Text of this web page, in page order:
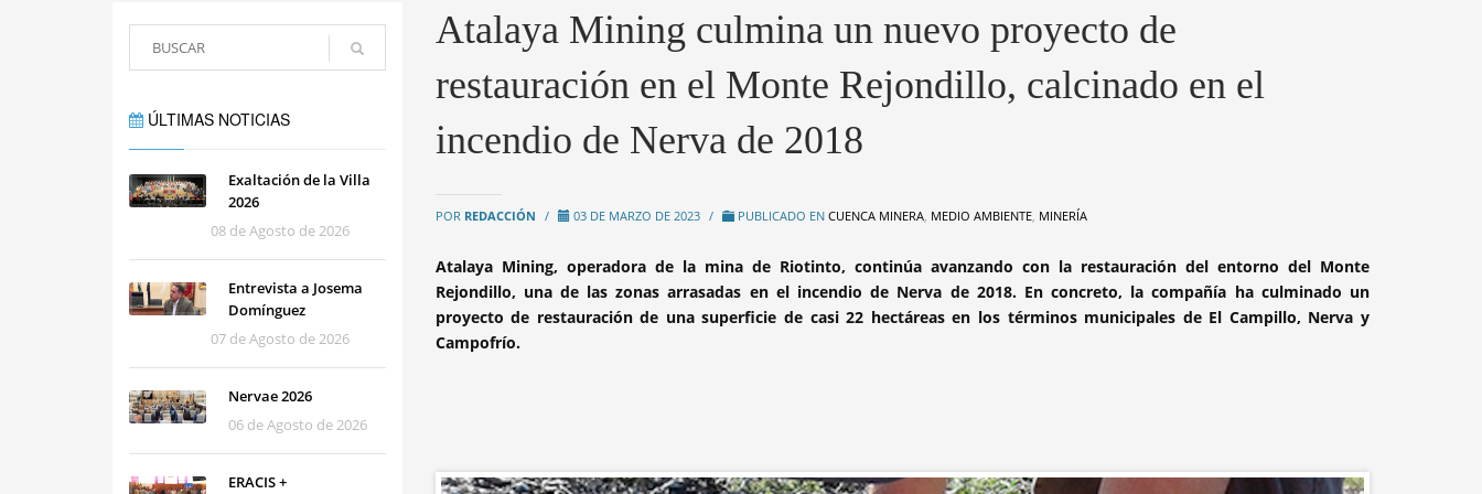
ÚLTIMAS NOTICIAS
Exaltación de la Villa
2026
08 de Agosto de 2026
Entrevista a Josema
Domínguez
07 de Agosto de 2026
Nervae 2026
06 de Agosto de 2026
ERACIS +
Atalaya Mining culmina un nuevo proyecto de
restauración en el Monte Rejondillo, calcinado en el
incendio de Nerva de 2018
POR REDACCIÓN / 03 DE MARZO DE 2023 / PUBLICADO EN CUENCA MINERA, MEDIO AMBIENTE, MINERÍA
Atalaya Mining, operadora de la mina de Riotinto, continúa avanzando con la restauración del entorno del Monte
Rejondillo, una de las zonas arrasadas en el incendio de Nerva de 2018. En concreto, la compañía ha culminado un
proyecto de restauración de una superficie de casi 22 hectáreas en los términos municipales de El Campillo, Nerva y
Campofrío.